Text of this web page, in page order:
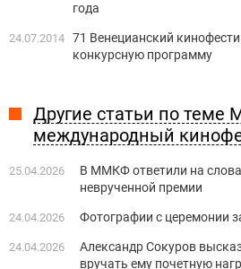
года
24.07.2014 71 Венецианский
конкурсную программу
Другие статьи по теме
международный
25.04.2026
В ММКФ ответили на
неврученной премии
24.04.2026 Фотографии с церемонии
24.04.2026
Александр Сокуров
вручать ему почетную